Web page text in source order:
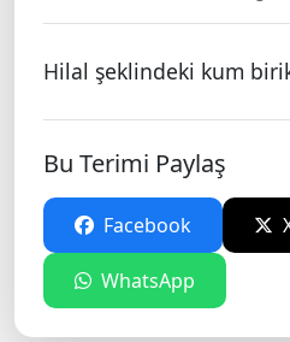
Hilal şeklindeki kum
Bu Terimi Paylaş
Facebook
WhatsApp